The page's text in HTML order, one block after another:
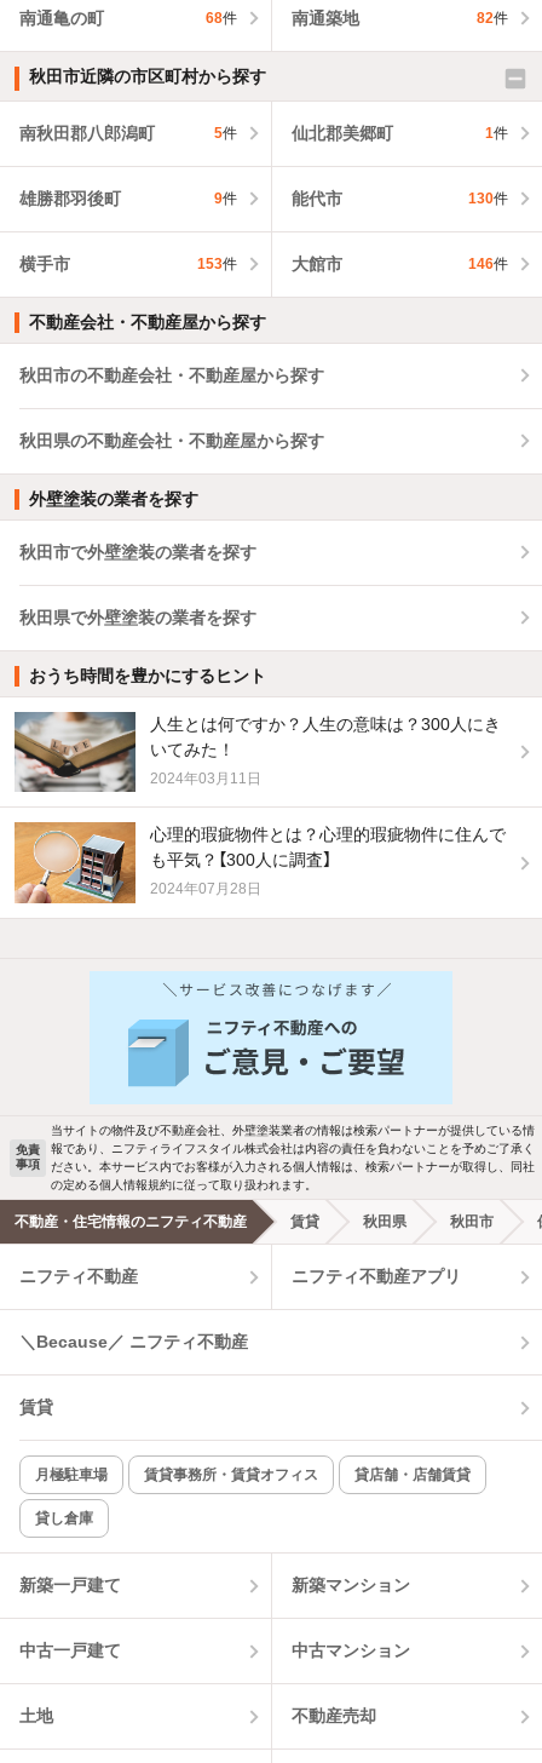
南通亀の町 68件 南通築地 82件
秋田市近隣の市区町村から探す
南秋田郡八郎潟町 5件 仙北郡美郷町 1件
雄勝郡羽後町 9件 能代市 130件
横手市 153件 大館市 146件
不動産会社・不動産屋から探す
秋田市の不動産会社・不動産屋から探す
秋田県の不動産会社・不動産屋から探す
外壁塗装の業者を探す
秋田市で外壁塗装の業者を探す
秋田県で外壁塗装の業者を探す
おうち時間を豊かにするヒント
人生とは何ですか？人生の意味は？300人にき
いてみた！
2024年03月11日
心理的瑕疵物件とは？心理的瑕疵物件に住んで
も平気？【300人に調査】
2024年07月28日
他の人はこんな条件で絞り込んでいます！
バス・トイレ別 2階以上
駐車場あり ペット相談
洗濯機置場あり 独立洗面台
エアコンあり 都市ガス
温水洗浄便座 オートロック
コンロ2口以上
新着のみ インターネット無料
該当件数:
物件一覧に反映
免責
事項
当サイトの物件及び不動産会社、外壁塗装業者の情報は検索パートナーが提供している情
報であり、ニフティライフスタイル株式会社は内容の責任を負わないことを予めご了承く
ださい。本サービス内でお客様が入力される個人情報は、検索パートナーが取得し、同社
の定める個人情報規約に従って取り扱われます。
不動産・住宅情報のニフティ不動産 賃貸 秋田県 秋田市
ニフティ不動産 ニフティ不動産アプリ
＼Because／ ニフティ不動産
賃貸
月極駐車場 賃貸事務所・賃貸オフィス 貸店舗・店舗賃貸
貸し倉庫
新築一戸建て 新築マンション
中古一戸建て 中古マンション
土地 不動産売却